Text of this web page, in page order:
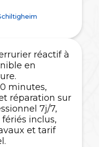
réactif à
en
minutes,
réparation sur
7j/7,
inclus,
et tarif